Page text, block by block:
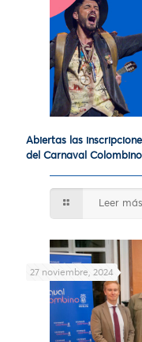
Abiertas las
del Carnaval
Leer más
27 noviembre, 2024